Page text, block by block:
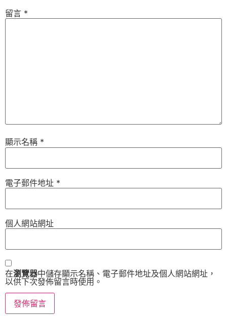
留言 *
顯示名稱 *
電子郵件地址 *
個人網站網址
在瀏覽器中儲存顯示名稱、電子郵件地址及個人網站網址，
以供下次發佈留言時使用。